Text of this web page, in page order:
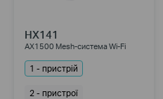
HX141
AX1500 Mesh-система Wi-Fi
1 - пристрій
2 - пристрої